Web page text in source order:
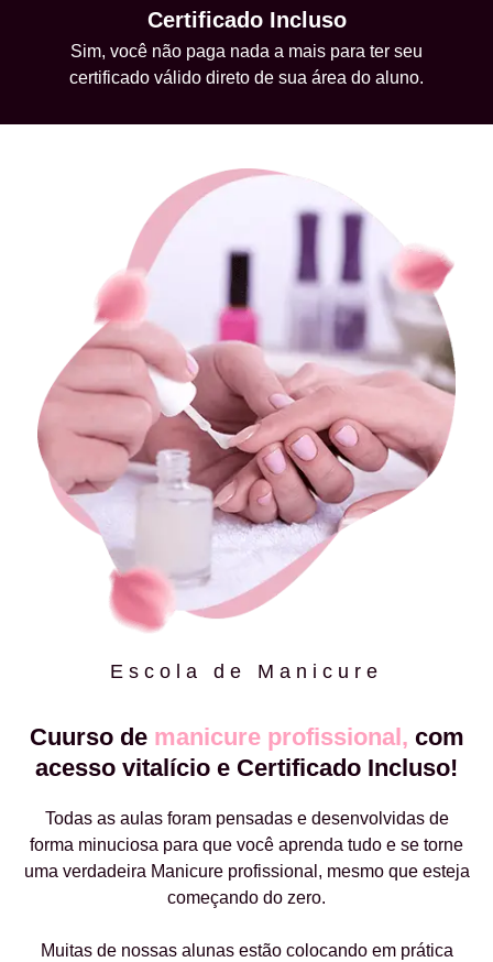
Certificado Incluso
Sim, você não paga nada a mais para ter seu
certificado válido direto de sua área do aluno.
Escola de Manicure
Cuurso de manicure profissional, com
acesso vitalício e Certificado Incluso!
Todas as aulas foram pensadas e desenvolvidas de
forma minuciosa para que você aprenda tudo e se torne
uma verdadeira Manicure profissional, mesmo que esteja
começando do zero.
Muitas de nossas alunas estão colocando em prática